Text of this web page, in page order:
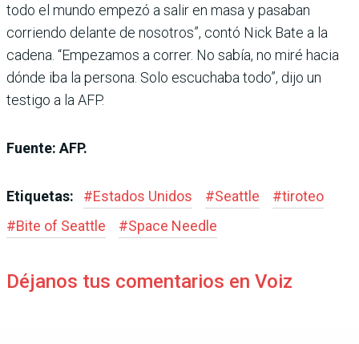
todo el mundo empezó a salir en masa y pasaban
corriendo delante de nosotros”, contó Nick Bate a la
cadena. “Empezamos a correr. No sabía, no miré hacia
dónde iba la persona. Solo escuchaba todo”, dijo un
testigo a la AFP.
Fuente: AFP.
Etiquetas: #Estados Unidos #Seattle #tiroteo
#Bite of Seattle #Space Needle
Déjanos tus comentarios en Voiz